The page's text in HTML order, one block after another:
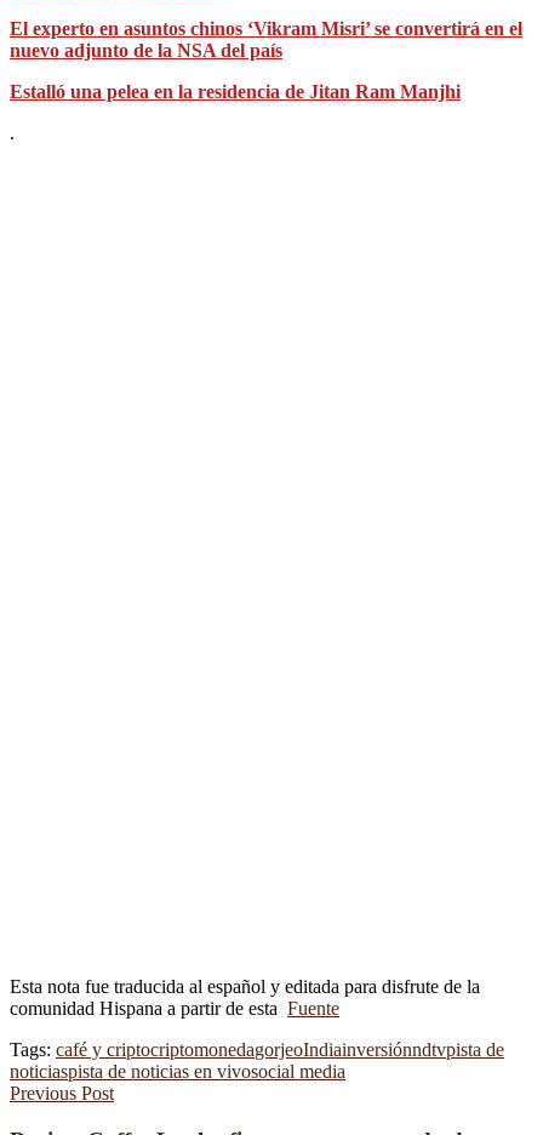
El experto en asuntos chinos ‘Vikram Misri’ se convertirá en el
nuevo adjunto de la NSA del país
Estalló una pelea en la residencia de Jitan Ram Manjhi
.
Esta nota fue traducida al español y editada para disfrute de la
comunidad Hispana a partir de esta Fuente
Tags: café y criptocriptomonedagorjeoIndiainversiónndtvpista de
noticiaspista de noticias en vivosocial media
Previous Post